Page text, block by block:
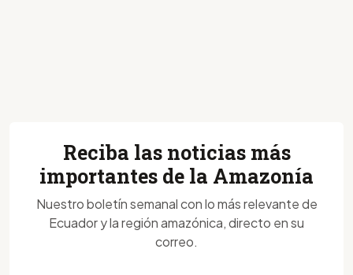
Reciba las noticias más
importantes de la Amazonía
Nuestro boletín semanal con lo más relevante de
Ecuador y la región amazónica, directo en su
correo.